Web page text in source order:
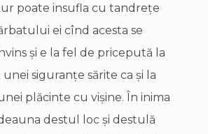
poate insufla cu tandreţe
ei cînd acesta se
şi e la fel de pricepută la
unei siguranţe sărite ca şi la
plăcinte cu vişine. În inima
destul loc şi destulă